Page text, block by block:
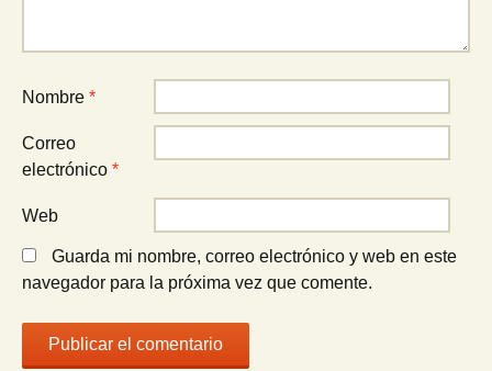
Nombre *
Correo
electrónico *
Web
Guarda mi nombre, correo electrónico y web en este
navegador para la próxima vez que comente.